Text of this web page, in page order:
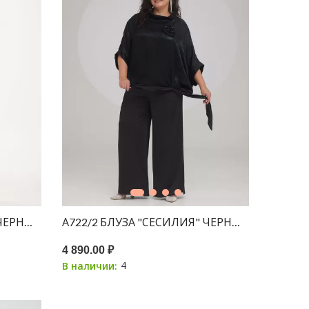
С НАПЫЛЕНИЕМ СЕРЕБРО
А722/2 БЛУЗА "СЕСИЛИЯ" ЧЕРНЫЙ С
4 890.00 ₽
В наличии: 4